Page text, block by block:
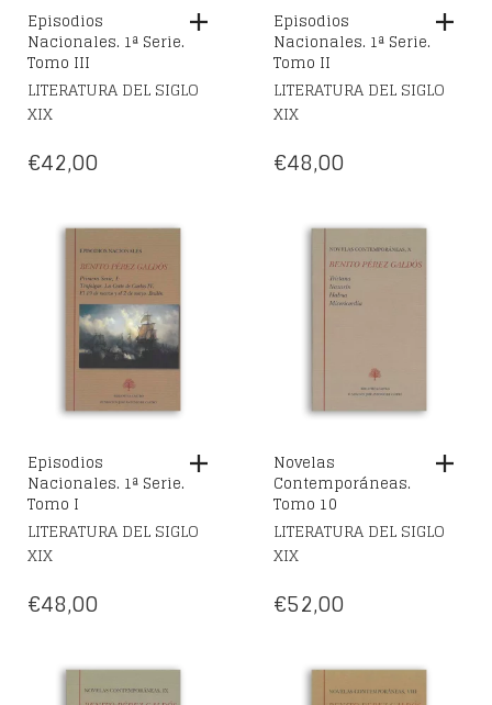
Episodios
Nacionales. 1ª Serie.
Tomo III
LITERATURA DEL SIGLO
XIX
€42,00
Episodios
Nacionales. 1ª Serie.
Tomo II
LITERATURA DEL SIGLO
XIX
€48,00
Episodios
Nacionales. 1ª Serie.
Tomo I
LITERATURA DEL SIGLO
XIX
€48,00
Novelas
Contemporáneas.
Tomo 10
LITERATURA DEL SIGLO
XIX
€52,00